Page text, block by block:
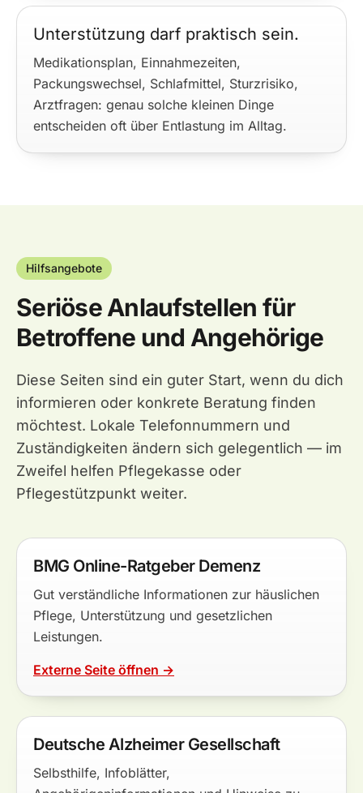
Unterstützung darf praktisch sein.
Medikationsplan, Einnahmezeiten,
Packungswechsel, Schlafmittel, Sturzrisiko,
Arztfragen: genau solche kleinen Dinge
entscheiden oft über Entlastung im Alltag.
Hilfsangebote
Seriöse Anlaufstellen für
Betroffene und Angehörige
Diese Seiten sind ein guter Start, wenn du dich
informieren oder konkrete Beratung finden
möchtest. Lokale Telefonnummern und
Zuständigkeiten ändern sich gelegentlich — im
Zweifel helfen Pflegekasse oder
Pflegestützpunkt weiter.
BMG Online-Ratgeber Demenz
Gut verständliche Informationen zur häuslichen
Pflege, Unterstützung und gesetzlichen
Leistungen.
Externe Seite öffnen →
Deutsche Alzheimer Gesellschaft
Selbsthilfe, Infoblätter,